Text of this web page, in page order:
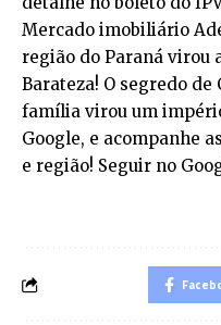
Mercado imobiliário
região do Paraná virou
Barateza! O segredo
família virou um
Google, e acompanhe
e região! Seguir no